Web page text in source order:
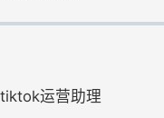
tiktok运营助理